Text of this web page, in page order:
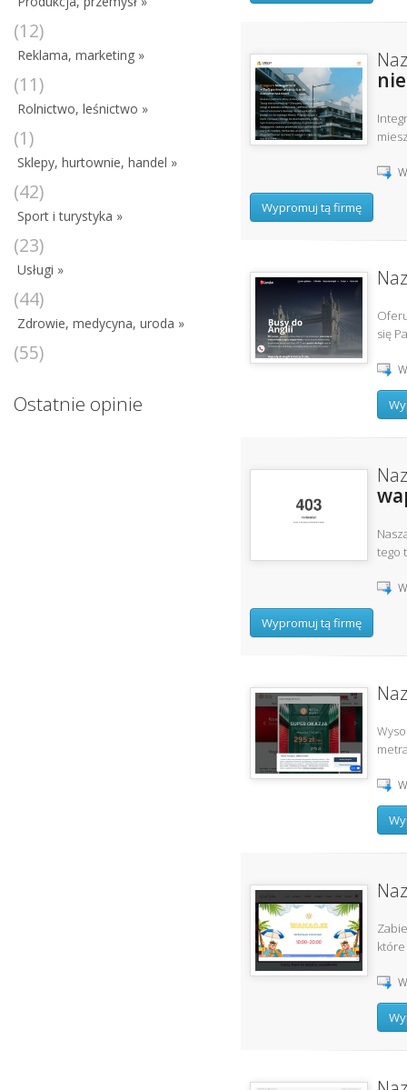
(12)
Reklama, marketing »
(11)
Rolnictwo, leśnictwo »
(1)
Sklepy, hurtownie, handel »
(42)
Sport i turystyka »
(23)
Usługi »
(44)
Zdrowie, medycyna, uroda »
(55)
Ostatnie opinie
Wypromuj tą firmę
się
tego
Wypromuj tą firmę